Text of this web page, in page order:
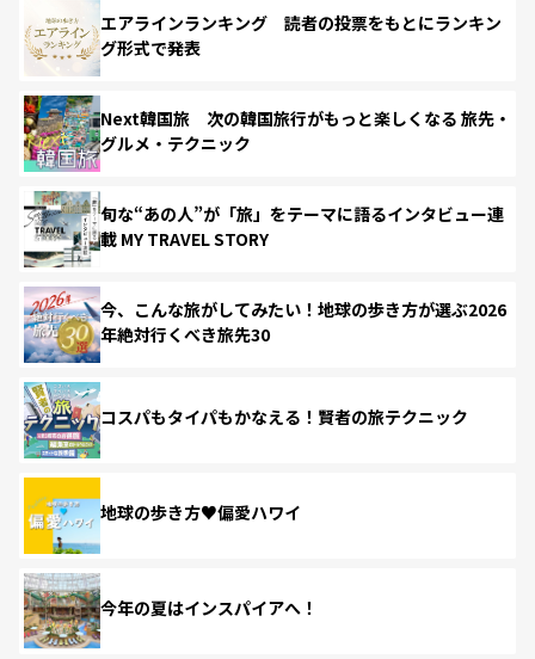
エアラインランキング 読者の投票をもとにランキン
グ形式で発表
Next韓国旅 次の韓国旅行がもっと楽しくなる 旅先・
グルメ・テクニック
旬な“あの人”が「旅」をテーマに語るインタビュー連
載 MY TRAVEL STORY
今、こんな旅がしてみたい！地球の歩き方が選ぶ2026
年絶対行くべき旅先30
コスパもタイパもかなえる！賢者の旅テクニック
地球の歩き方♥偏愛ハワイ
今年の夏はインスパイアへ！